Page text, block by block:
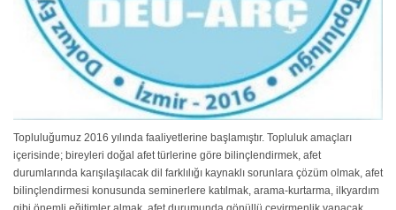
Topluluğumuz 2016 yılında faaliyetlerine başlamıştır. Topluluk amaçları
içerisinde; bireyleri doğal afet türlerine göre bilinçlendirmek, afet
durumlarında karışılaşılacak dil farklılığı kaynaklı sorunlara çözüm olmak, afet
bilinçlendirmesi konusunda seminerlere katılmak, arama-kurtarma, ilkyardım